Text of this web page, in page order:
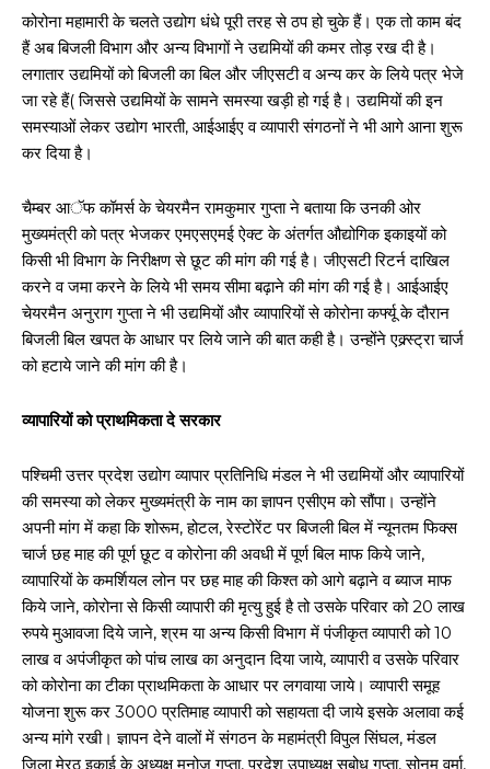
कोरोना महामारी के चलते उद्योग धंधे पूरी तरह से ठप हो चुके हैं। एक तो काम बंद
हैं अब बिजली विभाग और अन्य विभागों ने उद्यमियों की कमर तोड़ रख दी है।
लगातार उद्यमियों को बिजली का बिल और जीएसटी व अन्य कर के लिये पत्र भेजे
जा रहे हैं( जिससे उद्यमियों के सामने समस्या खड़ी हो गई है। उद्यमियों की इन
समस्याओं लेकर उद्योग भारती, आईआईए व व्यापारी संगठनों ने भी आगे आना शुरू
कर दिया है।
चैम्बर आॅफ कॉमर्स के चेयरमैन रामकुमार गुप्ता ने बताया कि उनकी ओर
मुख्यमंत्री को पत्र भेजकर एमएसएमई ऐक्ट के अंतर्गत औद्योगिक इकाइयों को
किसी भी विभाग के निरीक्षण से छूट की मांग की गई है। जीएसटी रिटर्न दाखिल
करने व जमा करने के लिये भी समय सीमा बढ़ाने की मांग की गई है। आईआईए
चेयरमैन अनुराग गुप्ता ने भी उद्यमियों और व्यापारियों से कोरोना कर्फ्यू के दौरान
बिजली बिल खपत के आधार पर लिये जाने की बात कही है। उन्होंने एक्र्स्ट्रा चार्ज
को हटाये जाने की मांग की है।
व्यापारियों को प्राथमिकता दे सरकार
पश्चिमी उत्तर प्रदेश उद्योग व्यापार प्रतिनिधि मंडल ने भी उद्यमियों और व्यापारियों
की समस्या को लेकर मुख्यमंत्री के नाम का ज्ञापन एसीएम को सौंपा। उन्होंने
अपनी मांग में कहा कि शोरूम, होटल, रेस्टोरेंट पर बिजली बिल में न्यूनतम फिक्स
चार्ज छह माह की पूर्ण छूट व कोरोना की अवधी में पूर्ण बिल माफ किये जाने,
व्यापारियों के कमर्शियल लोन पर छह माह की किश्त को आगे बढ़ाने व ब्याज माफ
किये जाने, कोरोना से किसी व्यापारी की मृत्यु हुई है तो उसके परिवार को 20 लाख
रुपये मुआवजा दिये जाने, श्रम या अन्य किसी विभाग में पंजीकृत व्यापारी को 10
लाख व अपंजीकृत को पांच लाख का अनुदान दिया जाये, व्यापारी व उसके परिवार
को कोरोना का टीका प्राथमिकता के आधार पर लगवाया जाये। व्यापारी समूह
योजना शुरू कर 3000 प्रतिमाह व्यापारी को सहायता दी जाये इसके अलावा कई
अन्य मांगे रखी। ज्ञापन देने वालों में संगठन के महामंत्री विपुल सिंघल, मंडल
जिला मेरठ इकाई के अध्यक्ष मनोज गुप्ता, प्रदेश उपाध्यक्ष सुबोध गुप्ता, सोनम वर्मा,